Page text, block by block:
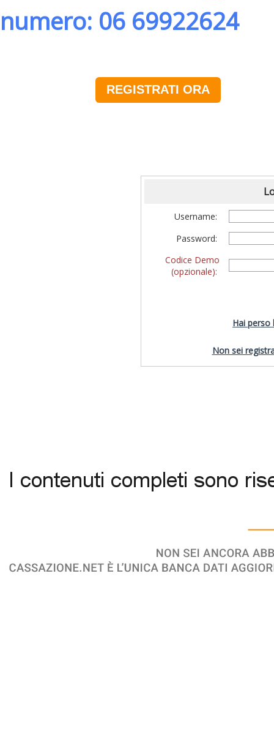
numero: 06 69922624
REGISTRATI ORA
Username:
Password:
Codice Demo
(opzionale):
Hai perso
Non sei